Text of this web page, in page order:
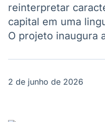
reinterpretar
capital em uma
O projeto inaugura
2 de junho de 2026